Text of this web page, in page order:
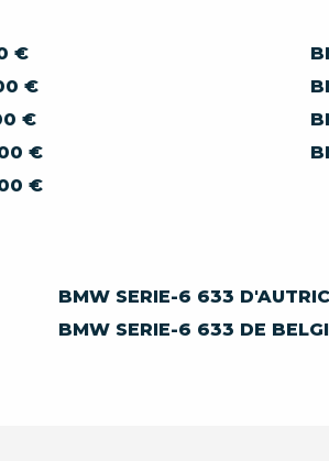
€
€
€
€
€
BMW SERIE-6 633
BMW SERIE-6 633 DE